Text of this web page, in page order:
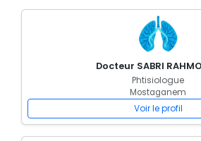
Docteur SABRI
Phtisiologue
Mostaganem
Voir le profil